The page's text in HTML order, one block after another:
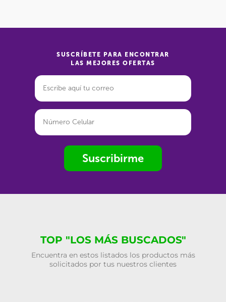
SUSCRÍBETE PARA ENCONTRAR
LAS MEJORES OFERTAS
Suscribirme
TOP "LOS MÁS BUSCADOS"
Encuentra en estos listados los productos más
solicitados por tus nuestros clientes